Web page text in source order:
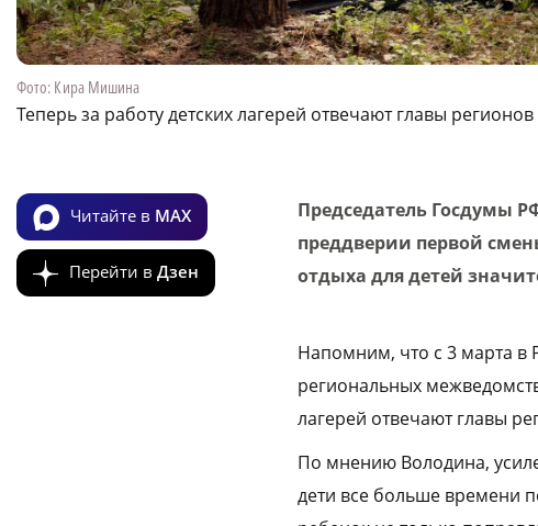
Фото: Кира Мишина
Теперь за работу детских лагерей отвечают главы регионов
Читайте в MAX
Перейти в Дзен
Председатель Госдумы
преддверии первой
отдыха для детей
Напомним, что с 3 марта в
региональных
лагерей отвечают главы
По мнению Володина,
дети все больше времени